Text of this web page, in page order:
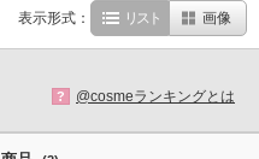
表示形式： リスト 画像
? @cosmeランキングとは